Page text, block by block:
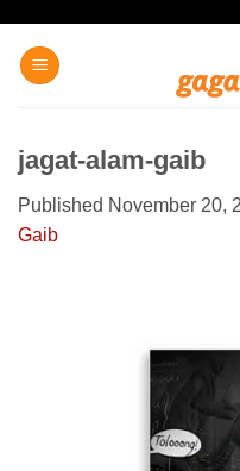
content
jagat-alam-gaib
Published November 20,
Gaib